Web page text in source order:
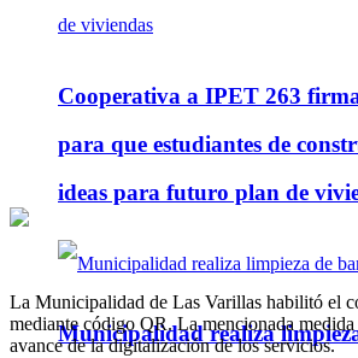
Cooperativa a IPET 263
para que estudiantes de
ideas para futuro plan de
Municipalidad realiza
La Municipalidad de Las Varillas habilitó el
mediante código QR. La mencionada medida
avance de la digitalización de los servicios.